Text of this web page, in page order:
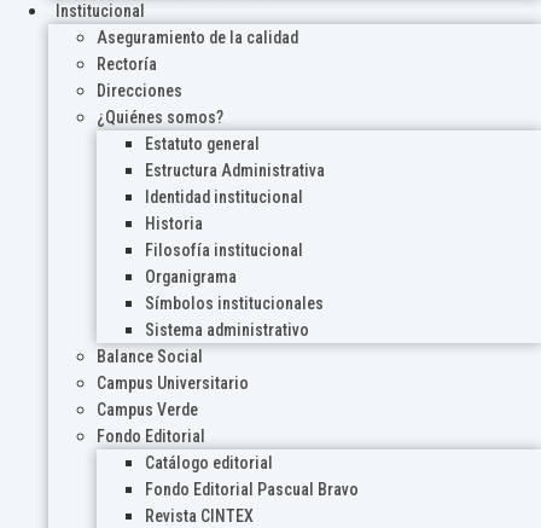
Institucional
Aseguramiento de la calidad
Rectoría
Direcciones
¿Quiénes somos?
Estatuto general
Estructura Administrativa
Identidad institucional
Historia
Filosofía institucional
Organigrama
Símbolos institucionales
Sistema administrativo
Balance Social
Campus Universitario
Campus Verde
Fondo Editorial
Catálogo editorial
Fondo Editorial Pascual Bravo
Revista CINTEX